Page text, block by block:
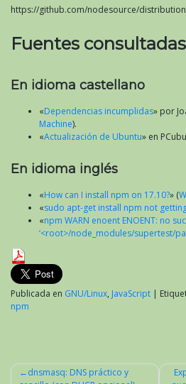
https://github.com/nodesource/
Fuentes consultadas
En idioma castellano
«Dependencias incumplidas» por
Machine).
«Actualización de Ubuntu» en
En idioma inglés
«How can I install npm on 17.10?» (
«sudo apt-get install npm not
«npm WARN enoent ENOENT: no
‘<root>/node_modules/supertest/
Publicada en GNU/Linux, JavaScript |
npm
dnsmasq: DNS práctico y